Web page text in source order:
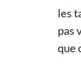
les
pas
que